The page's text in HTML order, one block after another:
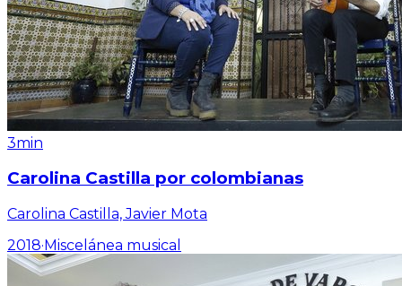
3min
Carolina Castilla por colombianas
Carolina Castilla, Javier Mota
2018·Miscelánea musical